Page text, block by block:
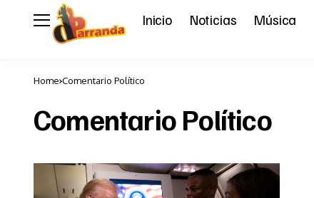
Inicio Noticias Música
Home Comentario Político
Comentario Político